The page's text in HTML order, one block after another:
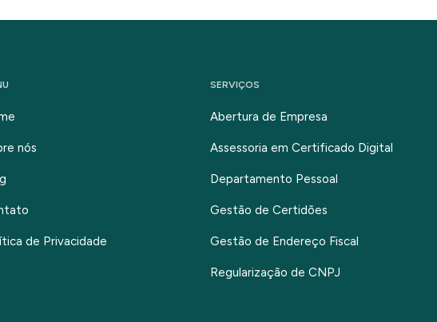
nós
de Privacidade
SERVIÇOS
Abertura de Empresa
Assessoria em Certificado Digital
Departamento Pessoal
Gestão de Certidões
Gestão de Endereço Fiscal
Regularização de CNPJ